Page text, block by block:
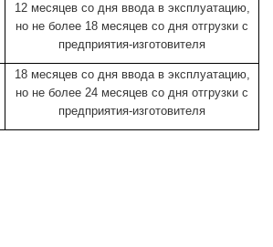
12 месяцев со дня ввода в эксплуатацию,
но не более 18 месяцев со дня отгрузки с
предприятия-изготовителя
18 месяцев со дня ввода в эксплуатацию,
но не более 24 месяцев со дня отгрузки с
предприятия-изготовителя